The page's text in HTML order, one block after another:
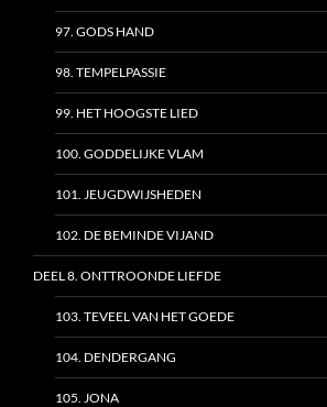
97. GODS HAND
98. TEMPELPASSIE
99. HET HOOGSTE LIED
100. GODDELIJKE VLAM
101. JEUGDWIJSHEDEN
102. DE BEMINDE VIJAND
DEEL 8. ONTTROONDE LIEFDE
103. TEVEEL VAN HET GOEDE
104. DENDERGANG
105. JONA